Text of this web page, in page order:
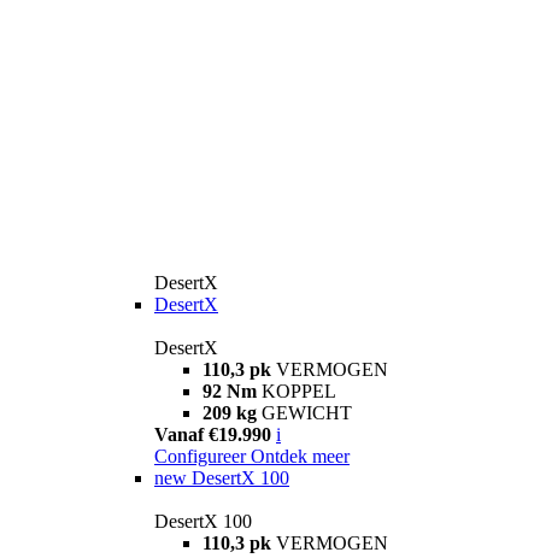
DesertX
DesertX
DesertX
110,3 pk VERMOGEN
92 Nm KOPPEL
209 kg GEWICHT
Vanaf €19.990 i
Configureer Ontdek meer
new DesertX 100
DesertX 100
110,3 pk VERMOGEN